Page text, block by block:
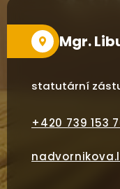
Mgr.
statutární
+420 739 153